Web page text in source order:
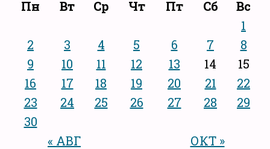
Пн
Вт Ср Чт Пт Сб Вс
« АВГ ОКТ »
1
2
3 4 5 6 7
8
9
10 11 12 13 14
15
16
17 18 19 20 21
22
23
24 25 26 27 28
29
30